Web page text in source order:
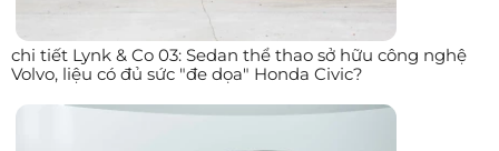
chi tiết Lynk & Co 03: Sedan thể thao sở hữu công nghệ
Volvo, liệu có đủ sức "đe dọa" Honda Civic?